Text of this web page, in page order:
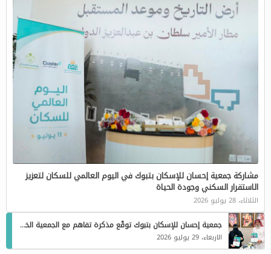
مشاركة جمعية إحسان للإسكان بتبوك في اليوم العالمي للسكان لتعزيز
الاستقرار السكني وجودة الحياة
الثلاثاء، 28 يوليو 2026
جمعية إحسان للإسكان بتبوك توقّع مذكرة تفاهم مع الجمعية الخيرية للرعاية الصحية لتعزيز جودة الحياة
الاربعاء، 29 يوليو 2026